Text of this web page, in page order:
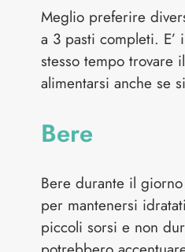
Meglio preferire
a 3 pasti completi. E’
stesso tempo trovare
alimentarsi anche se
Bere
Bere durante il
per mantenersi
piccoli sorsi e non